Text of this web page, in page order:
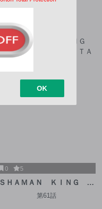
2年前
0 5
ＳＨＡＭＡＮ ＫＩＮＧ Ｔ
ＨＥ ＳＵＰＥＲ ＳＴＡＲ
第61話